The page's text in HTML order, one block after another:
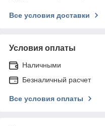
Все условия доставки
Условия оплаты
Наличными
Безналичный расчет
Все условия оплаты